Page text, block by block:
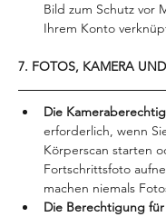
Bild zum Schutz vor
Ihrem Konto
7. FOTOS, KAMERA UND
Die
erforderlich, wenn
Körperscan starten
Fortschrittsfoto
machen niemals
Die Berechtigung